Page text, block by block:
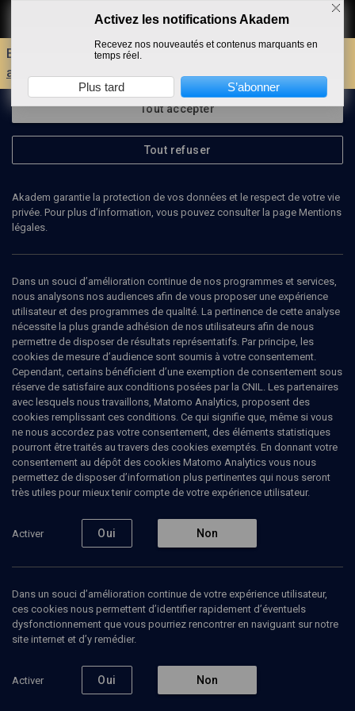
Faire un don
Envie d'encore plus d'AKADEM ?
Découvrez les
avantages d'un compte !
société d’études Benjamin Fondane
Dominique Guedj est vice-présidente de la Société d’études
Benjamin Fondane.
Ajouter Partager J’aime
Tous 1 Vidéos 1
Benjamin Fondane,
Auschwitz
Un poète entre pensée
juive et existentialisme
Tout accepter
Tout refuser
Akadem garantie la protection de vos données et le respect de votre vie
privée. Pour plus d’information, vous pouvez consulter la page Mentions
légales.
Dans un souci d’amélioration continue de nos programmes et services,
nous analysons nos audiences afin de vous proposer une expérience
utilisateur et des programmes de qualité. La pertinence de cette analyse
nécessite la plus grande adhésion de nos utilisateurs afin de nous
permettre de disposer de résultats représentatifs. Par principe, les
cookies de mesure d’audience sont soumis à votre consentement.
Cependant, certains bénéficient d’une exemption de consentement sous
réserve de satisfaire aux conditions posées par la CNIL. Les partenaires
avec lesquels nous travaillons, Matomo Analytics, proposent des
cookies remplissant ces conditions. Ce qui signifie que, même si vous
ne nous accordez pas votre consentement, des éléments statistiques
pourront être traités au travers des cookies exemptés. En donnant votre
consentement au dépôt des cookies Matomo Analytics vous nous
permettez de disposer d’information plus pertinentes qui nous seront
très utiles pour mieux tenir compte de votre expérience utilisateur.
Activer Oui Non
Dans un souci d’amélioration continue de votre expérience utilisateur,
ces cookies nous permettent d’identifier rapidement d’éventuels
dysfonctionnement que vous pourriez rencontrer en naviguant sur notre
site internet et d’y remédier.
Activer Oui Non
Activez les notifications Akadem
Recevez nos nouveautés et contenus marquants en
temps réel.
Plus tard S’abonner